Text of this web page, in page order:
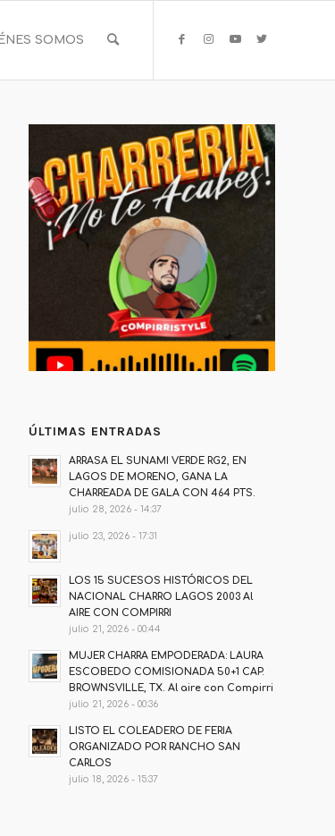
SOMOS
ÚLTIMAS ENTRADAS
ARRASA EL SUNAMI VERDE RG2, EN
LAGOS DE MORENO, GANA LA
CHARREADA DE GALA CON 464 PTS.
julio 28, 2026 - 14:37
julio 23, 2026 - 17:31
LOS 15 SUCESOS HISTÓRICOS DEL
NACIONAL CHARRO LAGOS 2003 Al
AIRE CON COMPIRRI
julio 21, 2026 - 00:44
MUJER CHARRA EMPODERADA: LAURA
ESCOBEDO COMISIONADA 50+1 CAP.
BROWNSVILLE, TX. Al aire con Compirri
julio 21, 2026 - 00:36
LISTO EL COLEADERO DE FERIA
ORGANIZADO POR RANCHO SAN
CARLOS
julio 18, 2026 - 15:37